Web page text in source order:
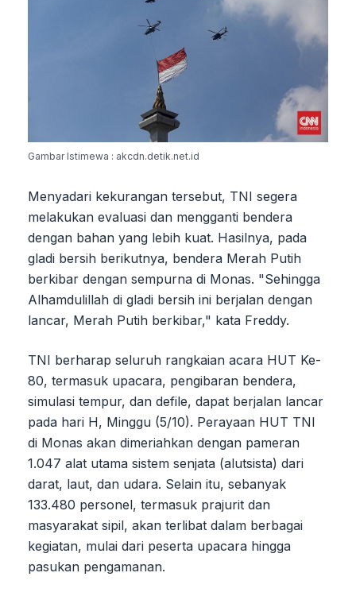
Gambar Istimewa : akcdn.detik.net.id
Menyadari kekurangan tersebut, TNI segera
melakukan evaluasi dan mengganti bendera
dengan bahan yang lebih kuat. Hasilnya, pada
gladi bersih berikutnya, bendera Merah Putih
berkibar dengan sempurna di Monas. "Sehingga
Alhamdulillah di gladi bersih ini berjalan dengan
lancar, Merah Putih berkibar," kata Freddy.
TNI berharap seluruh rangkaian acara HUT Ke-
80, termasuk upacara, pengibaran bendera,
simulasi tempur, dan defile, dapat berjalan lancar
pada hari H, Minggu (5/10). Perayaan HUT TNI
di Monas akan dimeriahkan dengan pameran
1.047 alat utama sistem senjata (alutsista) dari
darat, laut, dan udara. Selain itu, sebanyak
133.480 personel, termasuk prajurit dan
masyarakat sipil, akan terlibat dalam berbagai
kegiatan, mulai dari peserta upacara hingga
pasukan pengamanan.